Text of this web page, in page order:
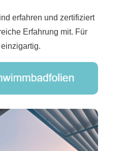
erfahren und zertifiziert
Erfahrung mit. Für